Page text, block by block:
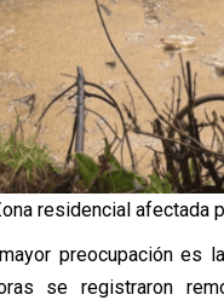
residencial afectada
preocupación es
se registraron